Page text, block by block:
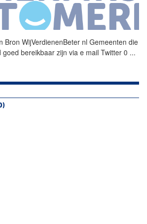
Bron WijVerdienenBeter nl Gemeenten die
bereikbaar zijn via e mail Twitter 0 ...